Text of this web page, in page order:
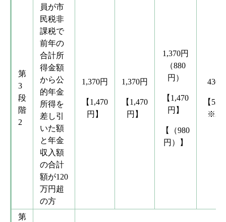
第
3
段
階
2
員が市
民税非
課税で
前年の
合計所
得金額
から公
的年金
所得を
差し引
いた額
と年金
収入額
の合計
額が120
万円超
の方
1,370円
【1,470
円】
1,370円
【1,470
円】
1,370円
（880
円）
【1,470
円】
【（980
円）】
430
【
※3
第